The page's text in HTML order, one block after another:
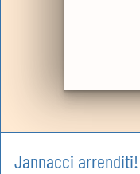
Jannacci